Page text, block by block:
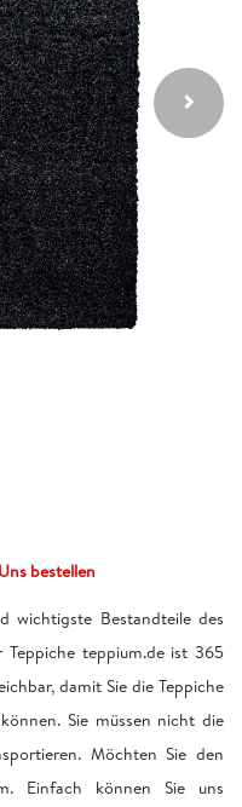
bestellen
wichtigste Bestandteile des
teppium.de ist 365
damit Sie die Teppiche
Sie müssen nicht die
Möchten Sie den
Einfach können Sie uns